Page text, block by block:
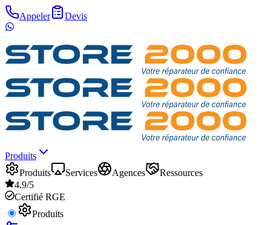
Appeler Devis
Produits
Produits
Services Agences
Ressources
4.9/5
Certifié RGE
Produits